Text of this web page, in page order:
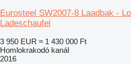
Eurosteel SW2007-8 Laadbak -
Ladeschaufel
3 950 EUR ≈ 1 430 000 Ft
Homlokrakodó kanál
2016